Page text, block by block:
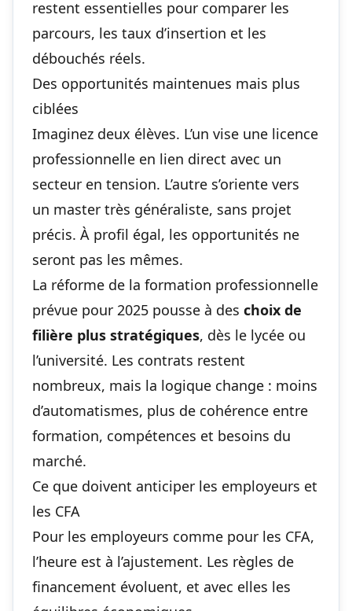
restent essentielles pour comparer les
parcours, les taux d’insertion et les
débouchés réels.
Des opportunités maintenues mais plus
ciblées
Imaginez deux élèves. L’un vise une licence
professionnelle en lien direct avec un
secteur en tension. L’autre s’oriente vers
un master très généraliste, sans projet
précis. À profil égal, les opportunités ne
seront pas les mêmes.
La réforme de la formation professionnelle
prévue pour 2025 pousse à des choix de
filière plus stratégiques, dès le lycée ou
l’université. Les contrats restent
nombreux, mais la logique change : moins
d’automatismes, plus de cohérence entre
formation, compétences et besoins du
marché.
Ce que doivent anticiper les employeurs et
les CFA
Pour les employeurs comme pour les CFA,
l’heure est à l’ajustement. Les règles de
financement évoluent, et avec elles les